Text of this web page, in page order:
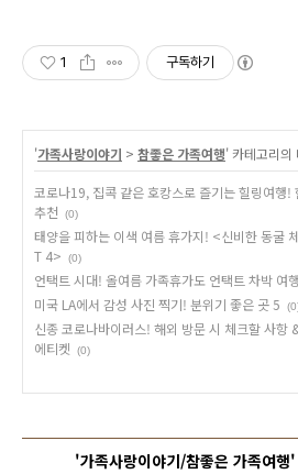
1 구독하기
'가족사랑이야기 > 참좋은 가족여행' 카테고리의
코로나19, 집콕 같은 호캉스로 즐기는 힐링여행!
추천
(0)
태양을 피하는 이색 여름 휴가지! <신비한 동굴
T 4>
(0)
언택트 시대! 올여름 가족휴가도 언택트 차박 여
미국 LA에서 감성 사진 찍기! 분위기 좋은 곳 5
신종 코로나바이러스! 해외 방문 시 체크할 사항
에티켓
(0)
'가족사랑이야기/참좋은 가족여행'